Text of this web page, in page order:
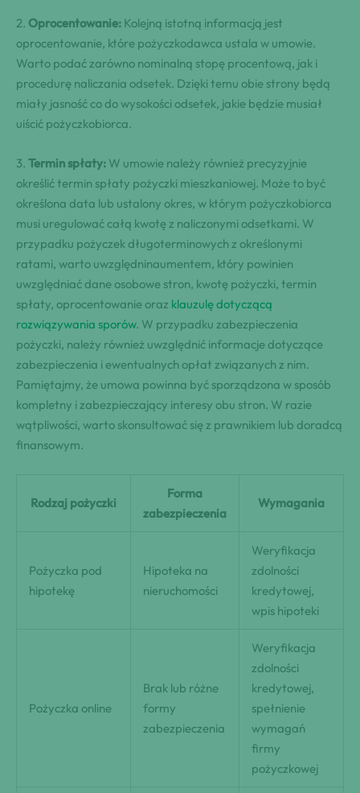
2. Oprocentowanie: Kolejną istotną informacją jest
oprocentowanie, które pożyczkodawca ustala w umowie.
Warto podać zarówno ⁢nominalną stopę procentową, jak i
procedurę naliczania odsetek. Dzięki temu obie strony będą
miały jasność co⁤ do wysokości odsetek, jakie ‍będzie ‍musiał
uiścić‍ pożyczkobiorca.
3. Termin ‌spłaty: W umowie⁤ należy również precyzyjnie
określić termin spłaty pożyczki mieszkaniowej. Może​ to być
określona data lub ustalony okres, w którym ‌pożyczkobiorca
musi uregulować całą kwotę z⁣ naliczonymi odsetkami. W
przypadku pożyczek długoterminowych z określonymi
ratami, warto uwzględninaumentem, który powinien
uwzględniać dane osobowe stron, kwotę pożyczki, termin
spłaty, oprocentowanie oraz klauzulę dotyczącą
rozwiązywania sporów. W przypadku zabezpieczenia
pożyczki, należy również uwzględnić informacje dotyczące
zabezpieczenia i ewentualnych opłat związanych z nim.
Pamiętajmy, że umowa powinna być sporządzona w sposób
kompletny i zabezpieczający interesy obu stron. W razie
wątpliwości, warto skonsultować się z prawnikiem lub doradcą
finansowym.
Rodzaj pożyczki
Forma
zabezpieczenia
Wymagania
Pożyczka pod
hipotekę
Hipoteka na
nieruchomości
Weryfikacja
zdolności
kredytowej,
wpis hipoteki
Pożyczka online
Brak lub różne
formy
zabezpieczenia
Weryfikacja
zdolności
kredytowej,
spełnienie
wymagań
firmy
pożyczkowej